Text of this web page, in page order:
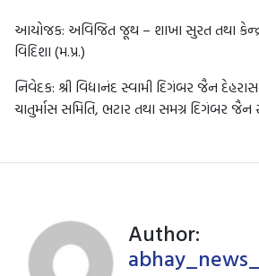
આયોજક: અવિજિત જૂથ – શાખા સુરત તથા
વિદિશા (મ.પ્ર.)
નિવેદક: શ્રી વિદ્યાનંદ સ્વામી દિગંબર જૈન
ચાતુર્માસ સમિતિ, ભટાર તથા સમગ્ર દિગંબર
Author: